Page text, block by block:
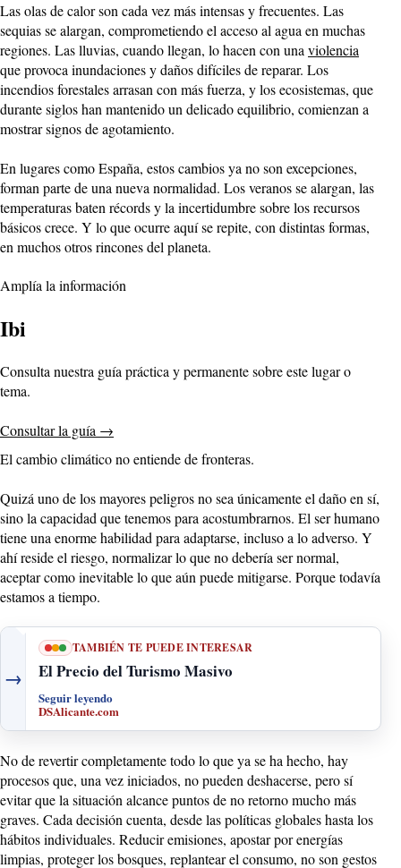
Las olas de calor son cada vez más intensas y frecuentes. Las
sequias se alargan, comprometiendo el acceso al agua en muchas
regiones. Las lluvias, cuando llegan, lo hacen con unaviolencia
que provoca inundaciones y daños difíciles de reparar. Los
incendios forestales arrasan con más fuerza, y los ecosistemas, que
durante siglos han mantenido un delicado equilibrio, comienzan a
mostrar signos de agotamiento.
En lugares como España, estos cambios ya no son excepciones,
forman parte de una nueva normalidad. Los veranos se alargan, las
temperaturas baten récords y la incertidumbre sobre los recursos
básicos crece. Y lo que ocurre aquí se repite, con distintas formas,
en muchos otros rincones del planeta.
Amplía la información
Ibi
Consulta nuestra guía práctica y permanente sobre este lugar o
tema.
Consultar la guía →
El cambio climático no entiende de fronteras.
Quizá uno de los mayores peligros no sea únicamente el daño en sí,
sino la capacidad que tenemos para acostumbrarnos. El ser humano
tiene una enorme habilidad para adaptarse, incluso a lo adverso. Y
ahí reside el riesgo, normalizar lo que no debería ser normal,
aceptar como inevitable lo que aún puede mitigarse. Porque todavía
estamos a tiempo.
→
TAMBIÉN TE PUEDE INTERESAR
El Precio del Turismo Masivo
Seguir leyendo
DSAlicante.com
No de revertir completamente todo lo que ya se ha hecho, hay
procesos que, una vez iniciados, no pueden deshacerse, pero sí
evitar que la situación alcance puntos de no retorno mucho más
graves. Cada decisión cuenta, desde las políticas globales hasta los
hábitos individuales. Reducir emisiones, apostar por energías
limpias, proteger los bosques, replantear el consumo, no son gestos